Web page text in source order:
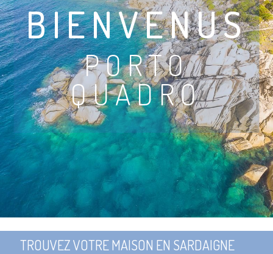
BIENVENUS
PORTO
QUADRO
TROUVEZ VOTRE MAISON EN SARDAIGNE